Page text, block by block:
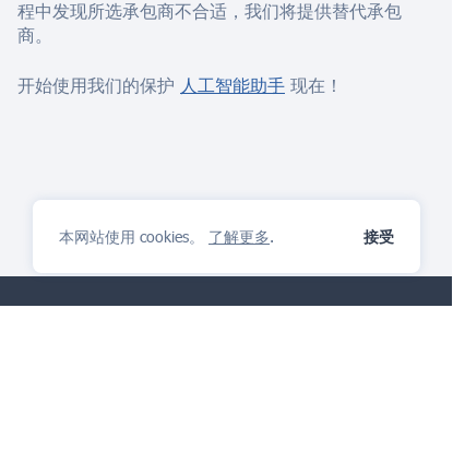
本网站使用 cookies。 了解更多. 接受
程中发现所选承包商不合适，我们将提供替代承包
商。
开始使用我们的保护 人工智能助手 现在！